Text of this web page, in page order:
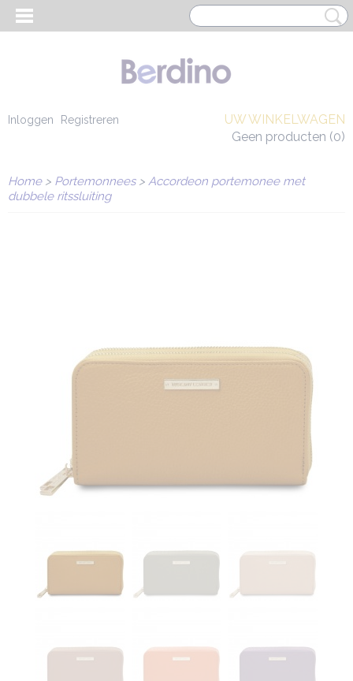
Inloggen Registreren
UW WINKELWAGEN
Geen producten (0)
Home> Portemonnees> Accordeon portemonee met
dubbele ritssluiting